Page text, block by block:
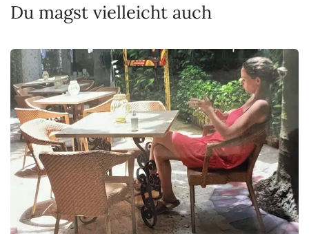
Du magst vielleicht auch